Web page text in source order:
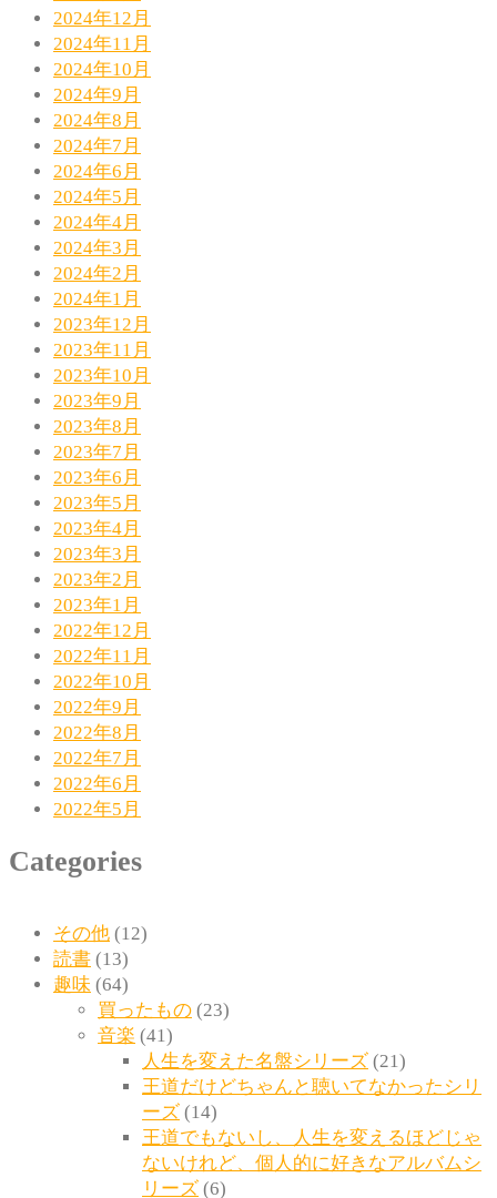
2024年12月
2024年11月
2024年10月
2024年9月
2024年8月
2024年7月
2024年6月
2024年5月
2024年4月
2024年3月
2024年2月
2024年1月
2023年12月
2023年11月
2023年10月
2023年9月
2023年8月
2023年7月
2023年6月
2023年5月
2023年4月
2023年3月
2023年2月
2023年1月
2022年12月
2022年11月
2022年10月
2022年9月
2022年8月
2022年7月
2022年6月
2022年5月
Categories
その他 (12)
読書 (13)
趣味 (64)
買ったもの (23)
音楽 (41)
人生を変えた名盤シリーズ (21)
王道だけどちゃんと聴いてなかったシリ
ーズ (14)
王道でもないし、人生を変えるほどじゃ
ないけれど、個人的に好きなアルバムシ
リーズ (6)